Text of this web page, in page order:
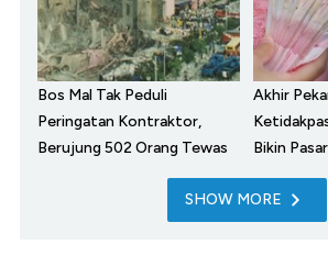
Bos Mal Tak Peduli
Peringatan Kontraktor,
Berujung 502 Orang Tewas
Akhir
Bikin
SHOW MORE